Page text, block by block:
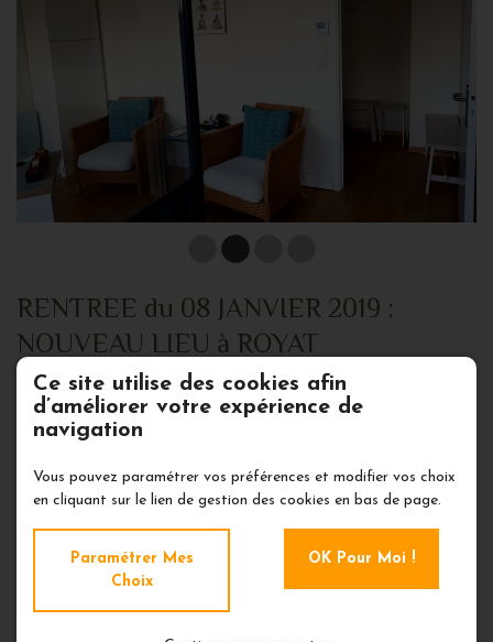
RENTREE du 08 JANVIER 2019 :
NOUVEAU LIEU à ROYAT
12 rue Hippolyte Mallet, près du parc Bargoin, au
TARA STUDIO
Vivement la reprise !
Lieu parfait pour nos pratiques :
Ce site utilise des cookies afin
d’améliorer votre expérience de
navigation
Vous pouvez paramétrer vos préférences et modifier vos choix
en cliquant sur le lien de gestion des cookies en bas de page.
Paramétrer Mes
Choix
OK Pour Moi !